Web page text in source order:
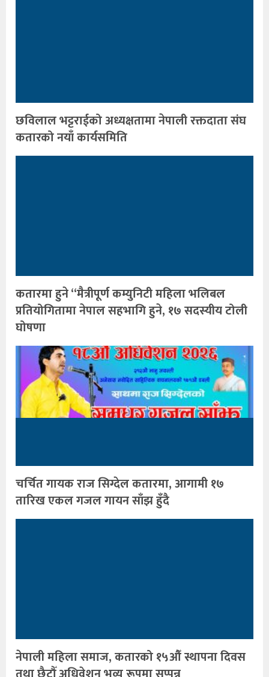
छविलाल भट्टराईको अध्यक्षतामा नेपाली रक्तदाता संघ
कतारको नयाँ कार्यसमिति
कतारमा हुने “मैत्रीपूर्ण कम्युनिटी महिला भलिबल
प्रतियोगितामा नेपाल सहभागि हुने, १७ सदस्यीय टोली
घोषणा
चर्चित गायक राज सिग्देल कतारमा, आगामी १७
तारिख एकल गजल गायन साँझ हुँदै
नेपाली महिला समाज, कतारको १५औँ स्थापना दिवस